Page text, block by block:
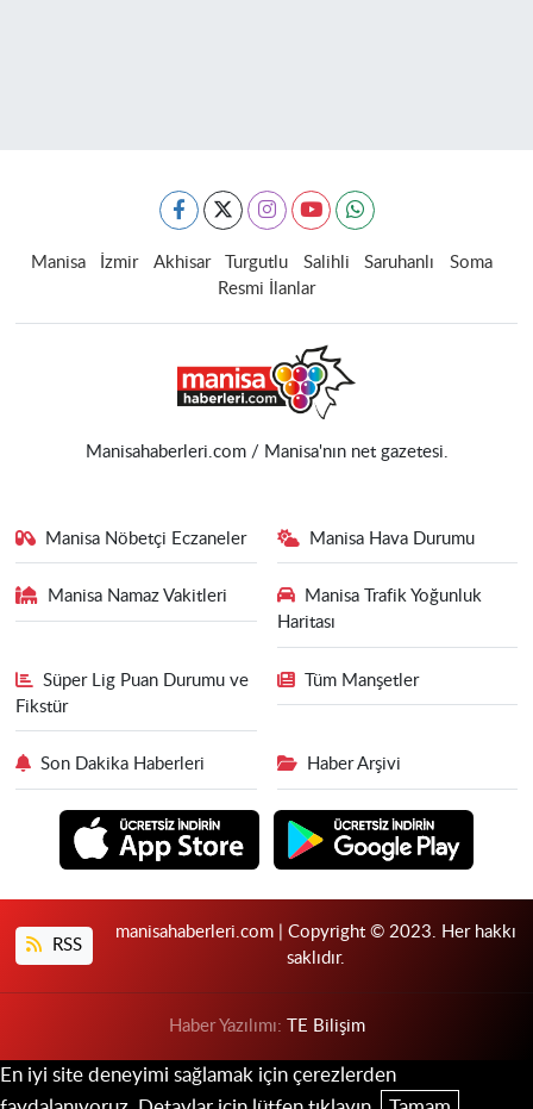
Manisa İzmir Akhisar Turgutlu Salihli Saruhanlı
Soma
Resmi İlanlar
Manisahaberleri.com / Manisa'nın net gazetesi.
Manisa Nöbetçi Eczaneler Manisa Hava Durumu
Manisa Namaz Vakitleri
Manisa Trafik Yoğunluk
Haritası
Süper Lig Puan Durumu ve
Fikstür
Tüm Manşetler
Son Dakika Haberleri Haber Arşivi
RSS
manisahaberleri.com | Copyright © 2023. Her hakkı
saklıdır.
Haber Yazılımı: TE Bilişim
En iyi site deneyimi sağlamak için çerezlerden